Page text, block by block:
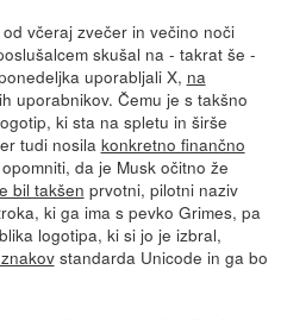
včeraj zvečer in večino noči
skušal na - takrat še -
uporabljali X, na
uporabnikov. Čemu je s takšno
ki sta na spletu in širše
tudi nosila konkretno finančno
da je Musk očitno že
bil takšen prvotni, pilotni naziv
ki ga ima s pevko Grimes, pa
logotipa, ki si jo je izbral,
standarda Unicode in ga bo